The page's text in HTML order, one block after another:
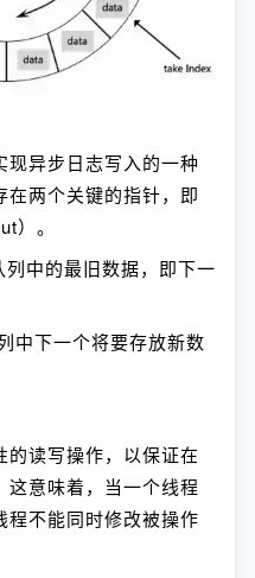
异步日志写入的一种
在两个关键的指针，即
）。
中的最旧数据，即下一
中下一个将要存放新数
读写操作，以保证在
这意味着，当一个线程
程不能同时修改被操作